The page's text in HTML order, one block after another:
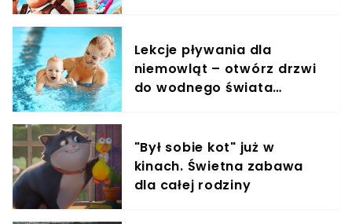
Lekcje pływania dla
niemowląt – otwórz drzwi
do wodnego świata
"Był sobie kot" już w
kinach. Świetna zabawa
dla całej rodziny